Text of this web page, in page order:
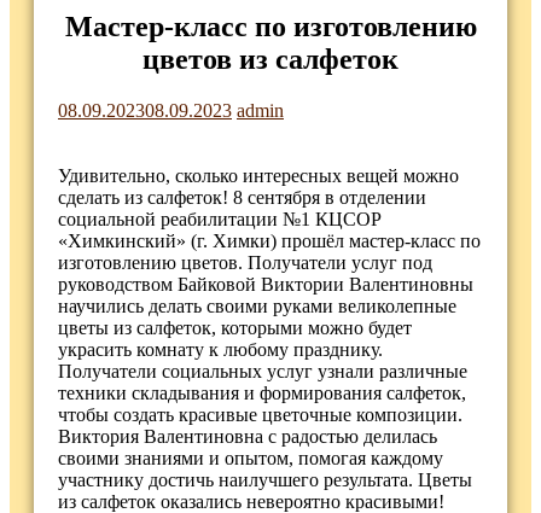
Мастер-класс по изготовлению
цветов из салфеток
08.09.202308.09.2023 admin
Удивительно, сколько интересных вещей можно
сделать из салфеток! 8 сентября в отделении
социальной реабилитации №1 КЦСОР
«Химкинский» (г. Химки) прошёл мастер-класс по
изготовлению цветов. Получатели услуг под
руководством Байковой Виктории Валентиновны
научились делать своими руками великолепные
цветы из салфеток, которыми можно будет
украсить комнату к любому празднику.
Получатели социальных услуг узнали различные
техники складывания и формирования салфеток,
чтобы создать красивые цветочные композиции.
Виктория Валентиновна с радостью делилась
своими знаниями и опытом, помогая каждому
участнику достичь наилучшего результата. Цветы
из салфеток оказались невероятно красивыми!